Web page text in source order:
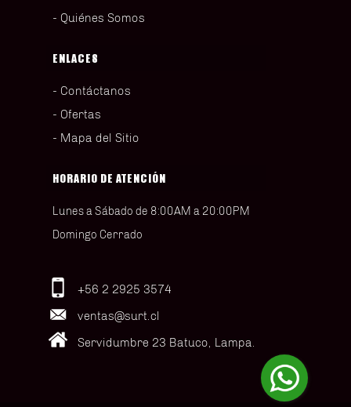
Quiénes Somos
ENLACES
Contáctanos
Ofertas
Mapa del Sitio
HORARIO DE ATENCIÓN
Lunes a Sábado de 8:00AM a 20:00PM
Domingo Cerrado
+56 2 2925 3574
ventas@surt.cl
Servidumbre 23 Batuco, Lampa.